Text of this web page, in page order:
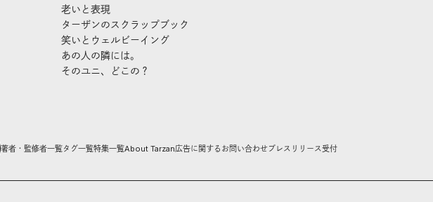
老いと表現
ターザンのスクラップブック
笑いとウェルビーイング
あの人の隣には。
そのユニ、どこの？
著者・監修者一覧タグ一覧特集一覧About Tarzan広告に関するお問い合わせ プレスリリース受付